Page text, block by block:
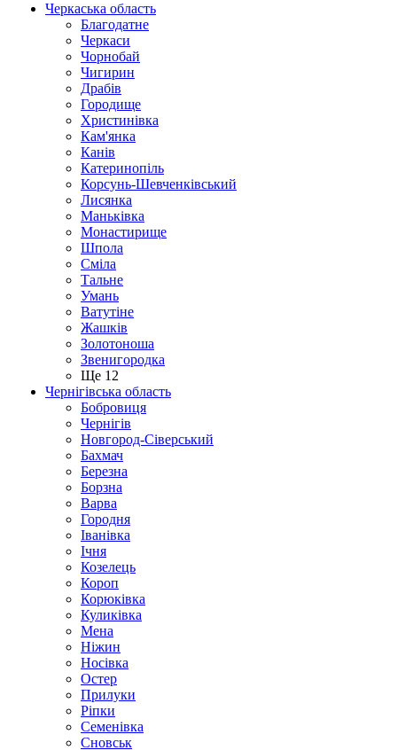
Черкаська область
Благодатне
Черкаси
Чорнобай
Чигирин
Драбів
Городище
Христинівка
Кам'янка
Канів
Катеринопіль
Корсунь-Шевченківський
Лисянка
Маньківка
Монастирище
Шпола
Сміла
Тальне
Умань
Ватутіне
Жашків
Золотоноша
Звенигородка
Ще 12
Чернігівська область
Бобровиця
Чернігів
Новгород-Сіверський
Бахмач
Березна
Борзна
Варва
Городня
Іванівка
Ічня
Козелець
Короп
Корюківка
Куликівка
Мена
Ніжин
Носівка
Остер
Прилуки
Ріпки
Семенівка
Сновськ